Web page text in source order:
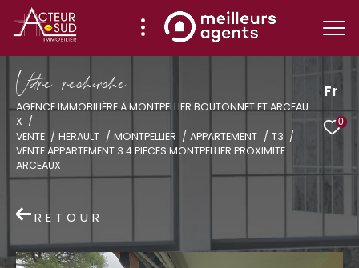
Fr
0
Vore recece
AGENCE IMMOBILIÈRE À MONTPELLIER BOUTONNET ET ARCEAU
X
VENTE
HERAULT MONTPELLIER APPARTEMENT
T3
VENTE APPARTEMENT 3 4 PIECES MONTPELLIER PROXIMITE
ARCEAUX
RETOUR
Effectuer une recherche
et trouver le bien qui correspond à vos
critères
Type